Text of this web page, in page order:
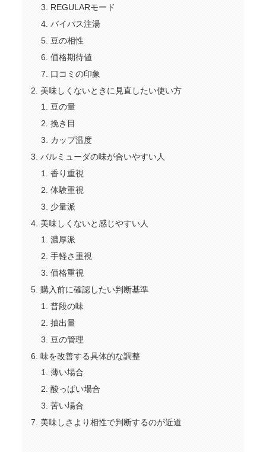
REGULARモード
バイパス注湯
豆の相性
価格期待値
口コミの印象
美味しくないときに見直したい使い方
豆の量
挽き目
カップ温度
バルミューダの味が合いやすい人
香り重視
体験重視
少量派
美味しくないと感じやすい人
濃厚派
手軽さ重視
価格重視
購入前に確認したい判断基準
普段の味
抽出量
豆の管理
味を改善する具体的な調整
薄い場合
酸っぱい場合
苦い場合
美味しさより相性で判断するのが近道